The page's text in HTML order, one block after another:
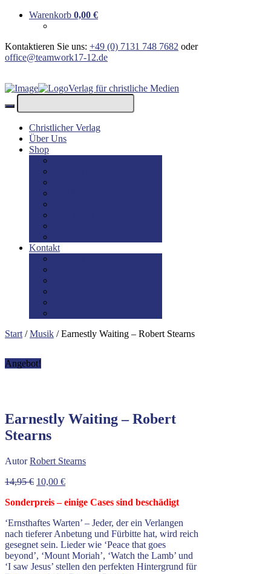
Warenkorb 0,00 €
Kontaktieren Sie uns: +49 (0) 7131 748 7682 oder
office@teamwork17-12.de
Verlag für christliche Medien
Christlicher Verlag
Über Uns
Shop
Kontakt
Start /Musik / Earnestly Waiting – Robert Stearns
Angebot!
Earnestly Waiting – Robert
Stearns
AutorRobert Stearns
14,95€ Ursprünglicher
war:
10,00 €Aktueller
ist:
Sonderpreis – einige Cases sind beschädigt
‘Ernsthaftes Warten’ – Jeder, der ein Verlangen
nach tieferer Anbetung und Fürbitte hat, wird reich
gesegnet sein. Lieder wie ‘Peace that goes
beyond’, ‘Mount Moriah’, ‘Watch the Lamb’ und
‘I saw Jesus’ stellen den perfekten Hintergrund für